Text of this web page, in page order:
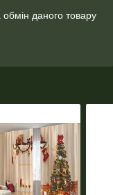
даного товару